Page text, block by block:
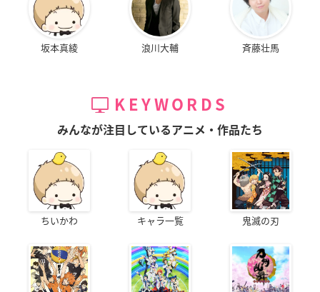
坂本真綾 浪川大輔 斉藤壮馬
KEYWORDS
みんなが注目しているアニメ・作品たち
ちいかわ キャラ一覧 鬼滅の刃